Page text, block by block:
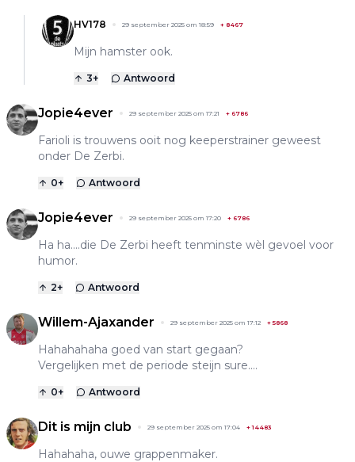
HV178 29 september 2025 om 18:59 + 8467
Mijn hamster ook.
3+ Antwoord
Jopie4ever 29 september 2025 om 17:21 + 6786
Farioli is trouwens ooit nog keeperstrainer geweest
onder De Zerbi.
0+ Antwoord
Jopie4ever 29 september 2025 om 17:20 + 6786
Ha ha....die De Zerbi heeft tenminste wèl gevoel voor
humor.
2+ Antwoord
Willem-Ajaxander 29 september 2025 om 17:12 + 5868
Hahahahaha goed van start gegaan?
Vergelijken met de periode steijn sure....
0+ Antwoord
Dit is mijn club 29 september 2025 om 17:04 +14483
Hahahaha, ouwe grappenmaker.